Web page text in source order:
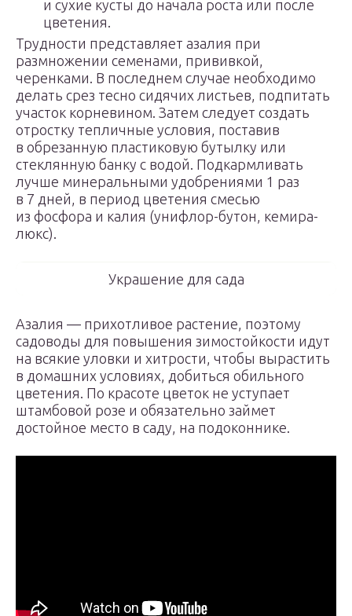
и сухие кусты до начала роста или после
цветения.
Трудности представляет азалия при
размножении семенами, прививкой,
черенками. В последнем случае необходимо
делать срез тесно сидячих листьев, подпитать
участок корневином. Затем следует создать
отростку тепличные условия, поставив
в обрезанную пластиковую бутылку или
стеклянную банку с водой. Подкармливать
лучше минеральными удобрениями 1 раз
в 7 дней, в период цветения смесью
из фосфора и калия (унифлор-бутон, кемира-
люкс).
Украшение для сада
Азалия — прихотливое растение, поэтому
садоводы для повышения зимостойкости идут
на всякие уловки и хитрости, чтобы вырастить
в домашних условиях, добиться обильного
цветения. По красоте цветок не уступает
штамбовой розе и обязательно займет
достойное место в саду, на подоконнике.